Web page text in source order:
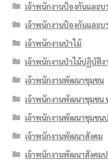
เจ้าพนักงานป้องกันและ
เจ้าพนักงานป้องกันและ
เจ้าพนักงานป่าไม้
เจ้าพนักงานป่าไม้ปฏิบัติง
เจ้าพนักงานพัฒนาชุมชน
เจ้าพนักงานพัฒนาชุมชน
เจ้าพนักงานพัฒนาชุมชน
เจ้าพนักงานพัฒนาสังคม
เจ้าพนักงานพัฒนาสังคม